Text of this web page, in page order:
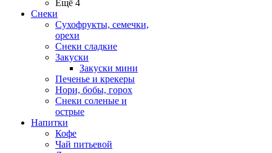
Ещё 4
Снеки
Сухофрукты, семечки,
орехи
Снеки сладкие
Закуски
Закуски мини
Печенье и крекеры
Нори, бобы, горох
Снеки соленые и
острые
Напитки
Кофе
Чай питьевой